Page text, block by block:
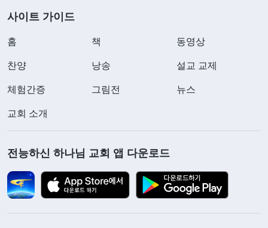
사이트 가이드
홈 책 동영상
찬양 낭송 설교 교제
체험간증 그림전 뉴스
교회 소개
전능하신 하나님 교회 앱 다운로드